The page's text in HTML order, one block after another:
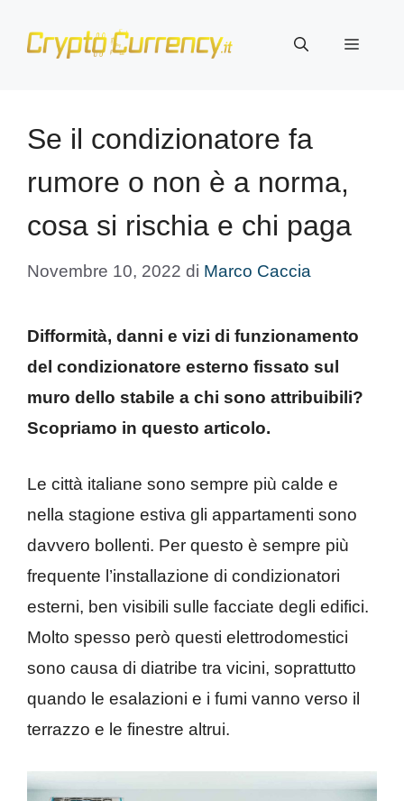
Menu
Se il condizionatore fa
rumore o non è a norma,
cosa si rischia e chi paga
Novembre 10, 2022 di Marco Caccia
Difformità, danni e vizi di funzionamento
del condizionatore esterno fissato sul
muro dello stabile a chi sono attribuibili?
Scopriamo in questo articolo.
Le città italiane sono sempre più calde e
nella stagione estiva gli appartamenti sono
davvero bollenti. Per questo è sempre più
frequente l’installazione di condizionatori
esterni, ben visibili sulle facciate degli edifici.
Molto spesso però questi elettrodomestici
sono causa di diatribe tra vicini, soprattutto
quando le esalazioni e i fumi vanno verso il
terrazzo e le finestre altrui.